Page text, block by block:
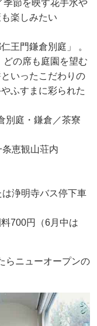
節を映す花手水や
楽しみたい
王門鎌倉別庭」 。
の席も庭園を望む
いったこだわりの
ふすまに彩られた
別庭・鎌倉／茶寮
恵観山荘内
浄明寺バス停下車
700円（6月中は
らニューオープンの